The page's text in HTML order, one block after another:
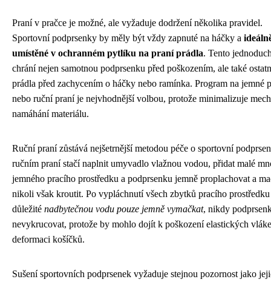
Praní v pračce je možné, ale vyžaduje dodržení několika pravidel.
Sportovní podprsenky by měly být vždy zapnuté na háčky a
umístěné v ochranném pytlíku na praní prádla. Tento
chrání nejen samotnou podprsenku před poškozením, ale také
prádla před zachycením o háčky nebo ramínka. Program na jemné
nebo ruční praní je nejvhodnější volbou, protože minimalizuje
namáhání materiálu.
Ruční praní zůstává nejšetrnější metodou péče o sportovní
ručním praní stačí naplnit umyvadlo vlažnou vodou, přidat malé
jemného pracího prostředku a podprsenku jemně proplachovat a
nikoli však kroutit. Po vypláchnutí všech zbytků pracího
důležité nadbytečnou vodu pouze jemně vymačkat, nikdy
nevykrucovat, protože by mohlo dojít k poškození elastických
deformaci košíčků.
Sušení sportovních podprsenek vyžaduje stejnou pozornost jako